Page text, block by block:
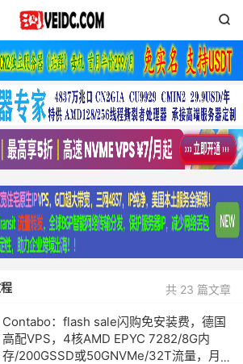

共 23 篇文章
Contabo：flash sale闪购免安装费，德国
高配VPS，4核AMD EPYC 7282/8G内
存/200GSSD或50GNVMe/32T流量，月